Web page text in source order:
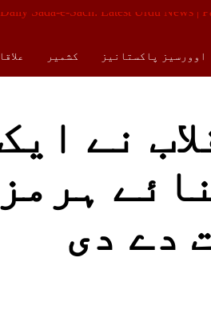
اوورسیز پاکستانیز کشمیر
نے
دے دی